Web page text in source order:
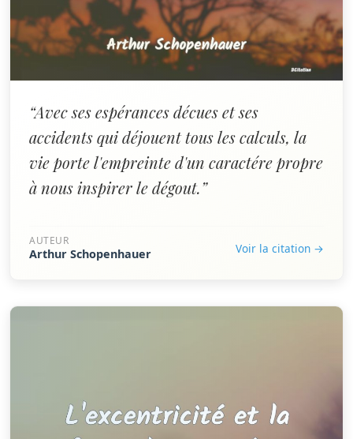
“Avec ses espérances décues et ses
accidents qui déjouent tous les calculs, la
vie porte l'empreinte d'un caractére propre
à nous inspirer le dégout.”
AUTEUR
Arthur Schopenhauer Voir la citation →